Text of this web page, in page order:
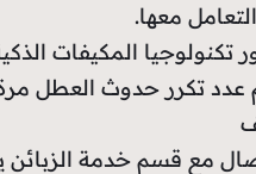
معها.
المكيفات
عدد تكرر حدوث العطل
مع قسم خدمة